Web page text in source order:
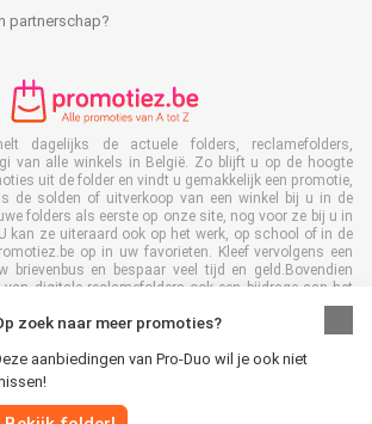
zoek naar meer promoties?
aanbiedingen van Pro-Duo wil je ook niet
partnerschap?
dagelijks de actuele folders, reclamefolders,
van alle winkels in België. Zo blijft u op de hoogte
uit de folder en vindt u gemakkelijk een promotie,
de solden of uitverkoop van een winkel bij u in de
folders als eerste op onze site, nog voor ze bij u in
kan ze uiteraard ook op het werk, op school of in de
op in uw favorieten. Kleef vervolgens een
brievenbus en bespaar veel tijd en geld.Bovendien
digitale reclamefolders ook een bijdrage aan het
Dus het is ook goed voor het milieu!